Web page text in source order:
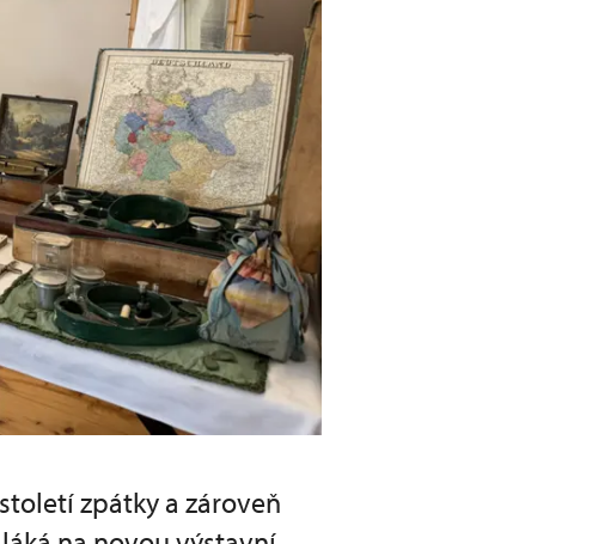
zpátky a zároveň